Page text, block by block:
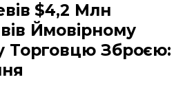
$4,2 Млн
Ймовірному
Торговцю Зброєю: